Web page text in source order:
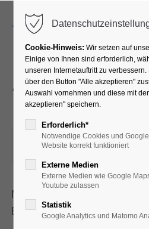
Atemübungen
Gradierwerken
03.12.2024, 15:30–16:00
Mit speziellen Atemübungen
Effekt der gesunden Aerosole
Cookie-Hinweis: Wir setzen auf
Einige von Ihnen sind erforderlich,
unseren Internetauftritt zu
über den Button "Alle akzeptieren"
Auswahl vornehmen und diese mit
akzeptieren" speichern.
Erforderlich*
Notwendige Cookies und
Website korrekt funktioniert
Externe Medien
Externe Medien wie Google
Youtube zulassen
Statistik
Google Analytics und Matomo